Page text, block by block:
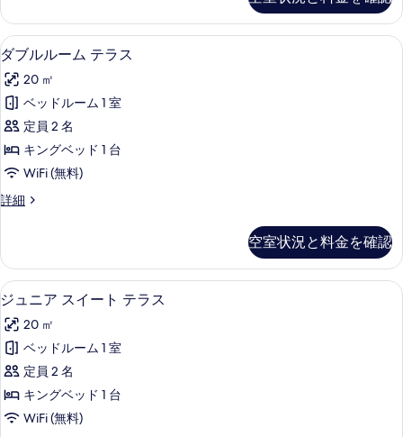
す
る
の
す
べ
て
の
写
真
を
表
る
ー
ム
別
館
の
詳
ダ
ブ
ル
ル
ー
ム
テ
ラ
の
す
べ
て
の
写
真
を
高級寝具、ミニバー、セーフティボ
5
ダブルルーム テラス
20 ㎡
ベッドルーム 1 室
定員 2 名
キングベッド 1 台
WiFi (無料)
詳細
ダ
ー
ム
テ
ス
の
細
空室状況と料金を確認
ジ
ュ
ニ
ア
ス
イ
ー
ジュニア スイート テラス | 高級寝具
5
ジュニア スイート テラス
20 ㎡
ベッドルーム 1 室
定員 2 名
キングベッド 1 台
WiFi (無料)